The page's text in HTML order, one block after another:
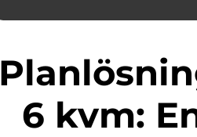
Planlösning för ett badrum på
6 kvm: